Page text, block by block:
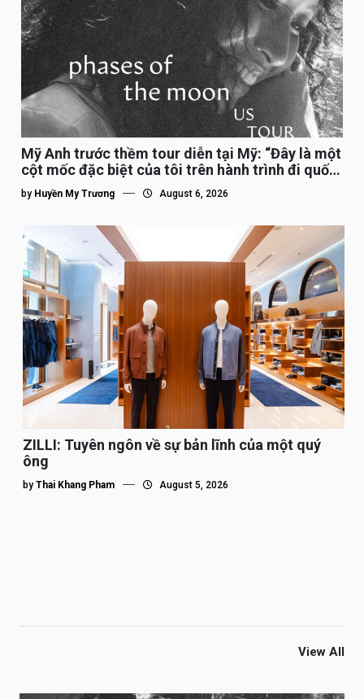
Mỹ Anh trước thềm tour diễn tại Mỹ: “Đây là một
cột mốc đặc biệt của tôi trên hành trình đi quốc
tế”
by Huyền My Trương August 6, 2026
ZILLI: Tuyên ngôn về sự bản lĩnh của một quý
ông
by Thai Khang Pham August 5, 2026
View All